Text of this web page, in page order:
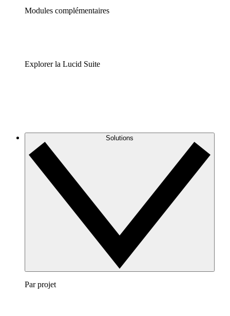
Modules complémentaires
Explorer la Lucid Suite
Solutions
Par projet